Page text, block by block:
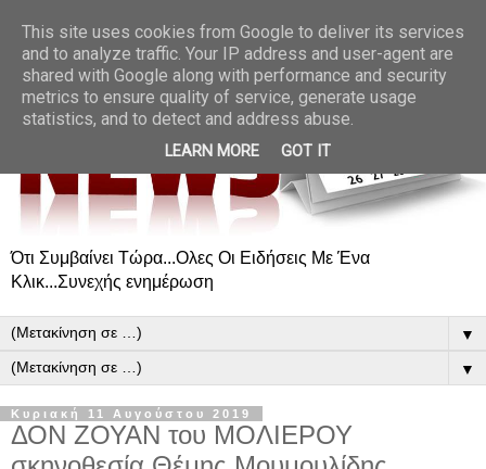
Ότι Συμβαίνει Τώρα...Ολες Οι Ειδήσεις Με Ένα
Κλικ...Συνεχής ενημέρωση
▼
▼
Κυριακή 11 Αυγούστου 2019
ΔΟΝ ΖΟΥΑΝ του ΜΟΛΙΕΡΟΥ
This site uses cookies from Google to deliver its services
and to analyze traffic. Your IP address and user-agent are
shared with Google along with performance and security
metrics to ensure quality of service, generate usage
statistics, and to detect and address abuse.
LEARN MORE GOT IT